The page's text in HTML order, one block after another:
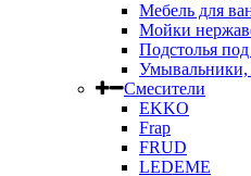
Мебель для
Мойки
Подстолья
Умывальники,
Смесители
EKKO
Frap
FRUD
LEDEME